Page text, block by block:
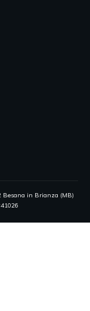
Besana in Brianza (MB)